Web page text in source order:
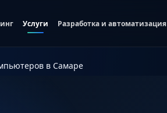
Услуги Разработка и автоматизация
в Самаре